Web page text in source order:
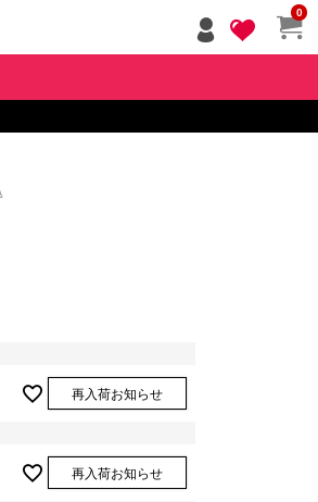
0
再入荷お知らせ
再入荷お知らせ
ジト
ップ